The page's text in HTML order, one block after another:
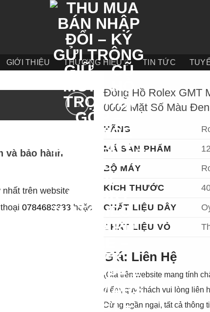
GIỚI THIỆU THƯƠNG HIỆU TIN TỨC
và bảo hành
trên website
thoại0784683333 hoặc
Đồng Hồ Rolex GMT
0002 Mặt Số Màu
HÃNG
MÃ SẢN PHẨM
BỘ MÁY
KÍCH THƯỚC
CHẤT LIỆU DÂY
CHẤT LIỆU VỎ
Giá: Liên Hệ
(Giá trên website mang tính
điểm, quý khách vui lòng liên
Đừng ngần ngại, tất cả thông